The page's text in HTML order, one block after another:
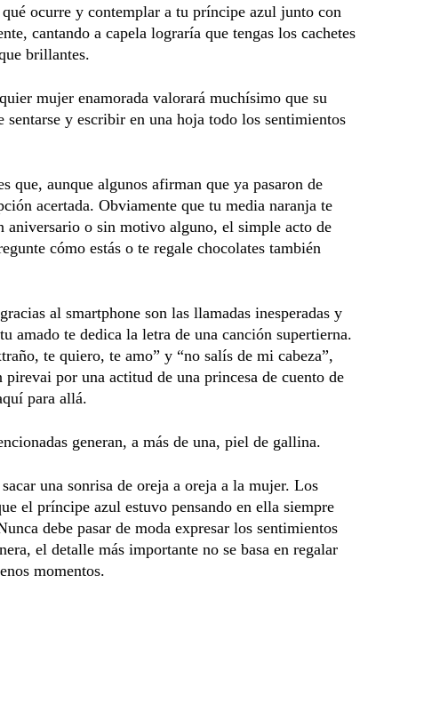
ocurre y contemplar a tu príncipe azul junto con
cantando a capela lograría que tengas los cachetes
brillantes.
mujer enamorada valorará muchísimo que su
sentarse y escribir en una hoja todo los sentimientos
que, aunque algunos afirman que ya pasaron de
acertada. Obviamente que tu media naranja te
aniversario o sin motivo alguno, el simple acto de
cómo estás o te regale chocolates también
al smartphone son las llamadas inesperadas y
amado te dedica la letra de una canción supertierna.
te quiero, te amo” y “no salís de mi cabeza”,
pirevai por una actitud de una princesa de cuento de
para allá.
generan, a más de una, piel de gallina.
una sonrisa de oreja a oreja a la mujer. Los
el príncipe azul estuvo pensando en ella siempre
debe pasar de moda expresar los sentimientos
el detalle más importante no se basa en regalar
momentos.